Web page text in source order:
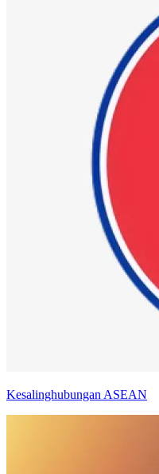
Kesalinghubungan ASEAN